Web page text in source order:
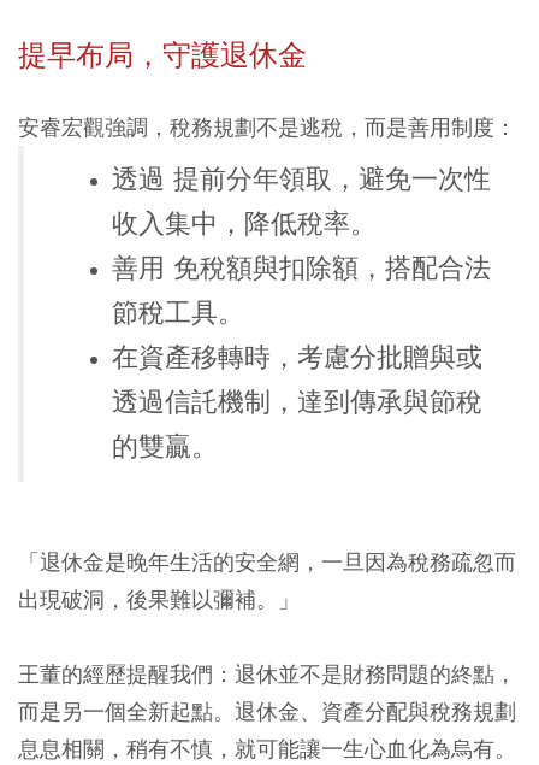
提早布局，守護退休金
安睿宏觀強調，稅務規劃不是逃稅，而是善用制度：
透過 提前分年領取，避免一次性
收入集中，降低稅率。
善用 免稅額與扣除額，搭配合法
節稅工具。
在資產移轉時，考慮分批贈與或
透過信託機制，達到傳承與節稅
的雙贏。
「退休金是晚年生活的安全網，一旦因為稅務疏忽而
出現破洞，後果難以彌補。」
王董的經歷提醒我們： 退休並不是財務問題的終點，
而是另一個全新起點。退休金、資產分配與稅務規劃
息息相關，稍有不慎，就可能讓一生心血化為烏有。